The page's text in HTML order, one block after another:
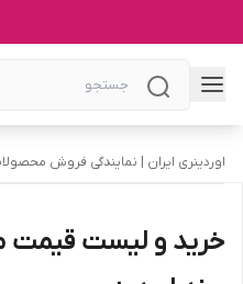
اوردینری ایران | نمایندگی فروش
خرید و لیست قیمت